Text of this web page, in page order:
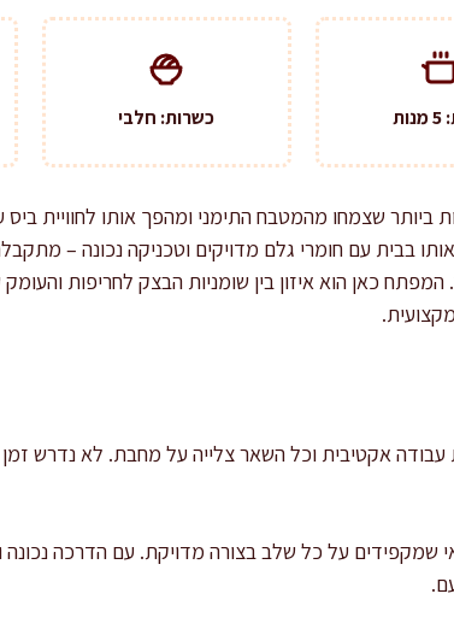
כשרות: חלבי
שצמחו מהמטבח התימני ומהפך אותו לחוויית
בבית עם חומרי גלם מדויקים וטכניקה נכונה –
כאן הוא איזון בין שומניות הבצק לחריפות
הכולל הוא כ-40 דקות, מתוכן 15 דקות עבודה אקטיבית וכל השאר צלייה על
על כל שלב בצורה מדויקת. עם הדרכה נכונה